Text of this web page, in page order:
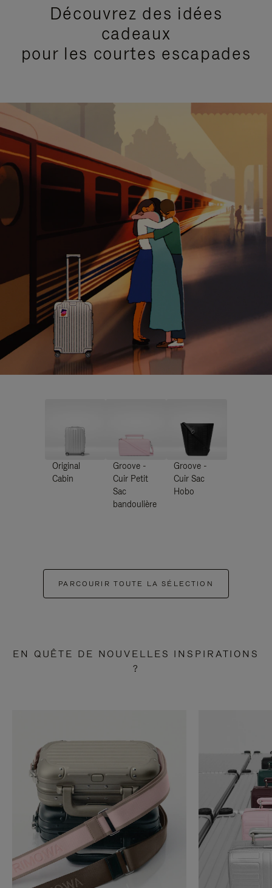
Découvrez des idées
cadeaux
pour les courtes escapades
Original
Cabin
Groove -
Cuir Petit
Sac
bandoulière
Groove -
Cuir Sac
Hobo
PARCOURIR TOUTE LA SÉLECTION
EN QUÊTE DE NOUVELLES INSPIRATIONS
?